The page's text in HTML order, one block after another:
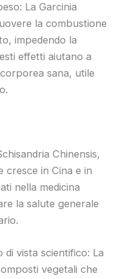
La Garcinia
la combustione
impedendo la
effetti aiutano a
sana, utile
Chinensis,
cresce in Cina e in
nella medicina
la salute generale
vista scientifico: La
vegetali che